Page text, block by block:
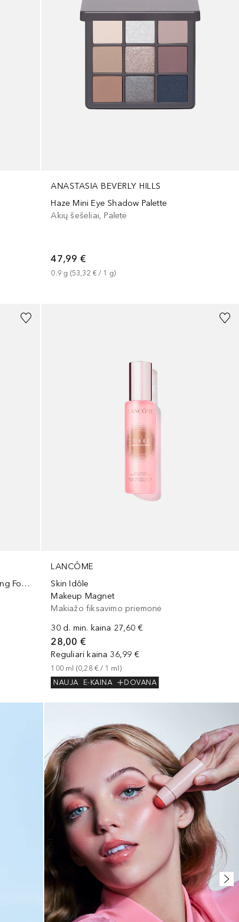
ANASTASIA BEVERLY HILLS
Haze Mini Eye Shadow Palette
Akių šešėliai, Paletė
47,99 €
0.9 g (53,32 € / 1 g)
Liquid Foundation Collagen Moisturizing Foundation
LANCÔME
Skin Idôle
Makeup Magnet
Makiažo fiksavimo priemonė
30 d. min. kaina 27,60 €
28,00 €
Reguliari kaina 36,99 €
100 ml (0,28 € / 1 ml)
NAUJA
E-KAINA DOVANA